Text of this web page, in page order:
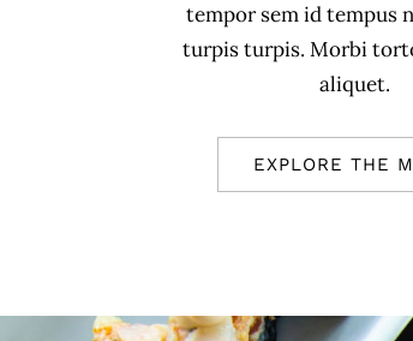
tempor sem id tempus
turpis turpis. Morbi
aliquet.
EXPLORE THE